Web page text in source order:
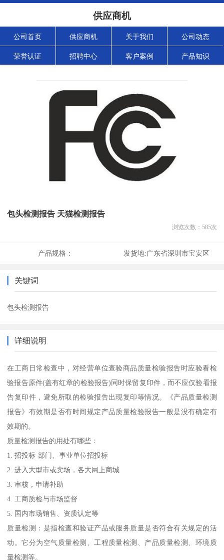
供应商机
公司首页 供应商机 关于我们 公司动态
荣誉认证 招聘中心 客户案例 产品知识
包头检测报告 天猫检测报告
浏览次数： 585次
产品规格： 发货地:广东省深圳市宝安区
关键词
包头检测报告
详细说明
在工商日常检查中，对经营单位查验商品质量检验报告时应验看检
验报告原件(盖有红章的检验报告)同时保留复印件，而不应仅验看报
告复印件，避免所取的检验报告出现复印等情况。《产品质量检测
报告》有效期是否有时间规定产品质量检验报告一般是没有确定有
效期的。
质量检测报告的用处有哪些：
1. 招投标-部门、事业单位招投标
2. 进入大型市或卖场，各大网上商城
3. 审核，申请补助
4. 工商质检与市场监督
5. 国内市场销售、资质认定等
质量检测：是指检查和验证产品或服务质量是否符合有关规定的活
动。它分为空气质量检测、工程质量检测、产品质量检测、环境质
量检测等。